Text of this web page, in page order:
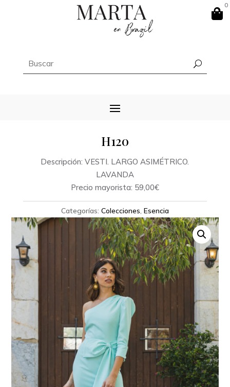

0
H120
Descripción: VESTI. LARGO ASIMÉTRICO.
LAVANDA
Precio mayorista: 59,00€
Categorías: Colecciones, Esencia